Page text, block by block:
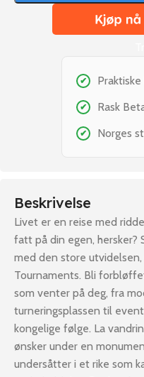
✔
✔ Rask
✔ Norges
Beskrivelse
Livet er en reise med
fatt på din egen, hersker?
med den store utvidelsen,
Tournaments. Bli
som venter på deg, fra
turneringsplassen til
kongelige følge. La
ønsker under en
undersåtter i et rike som